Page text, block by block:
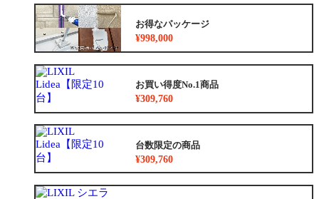
お得なパッケージ
¥998,000
お買い得度No.1商品
¥309,760
台数限定の商品
¥309,760